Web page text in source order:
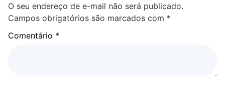
O seu endereço de e-mail não será publicado.
Campos obrigatórios são marcados com *
Comentário *